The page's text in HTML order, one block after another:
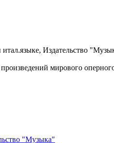
Издательство
мирового